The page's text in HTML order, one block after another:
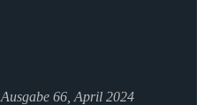
Ausgabe 66, April 2024